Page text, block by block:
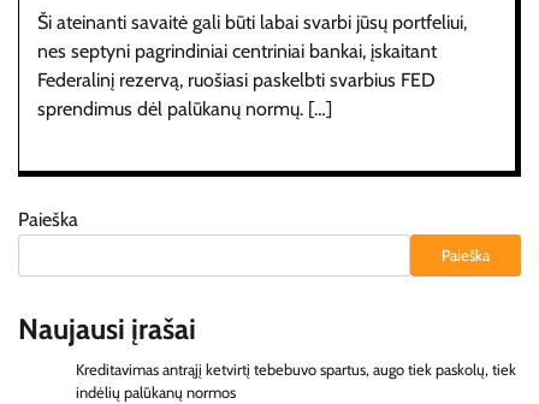
Ši ateinanti savaitė gali būti labai svarbi jūsų portfeliui,
nes septyni pagrindiniai centriniai bankai, įskaitant
Federalinį rezervą, ruošiasi paskelbti svarbius FED
sprendimus dėl palūkanų normų. […]
Paieška
Paieška
Naujausi įrašai
Kreditavimas antrąjį ketvirtį tebebuvo spartus, augo tiek paskolų, tiek
indėlių palūkanų normos